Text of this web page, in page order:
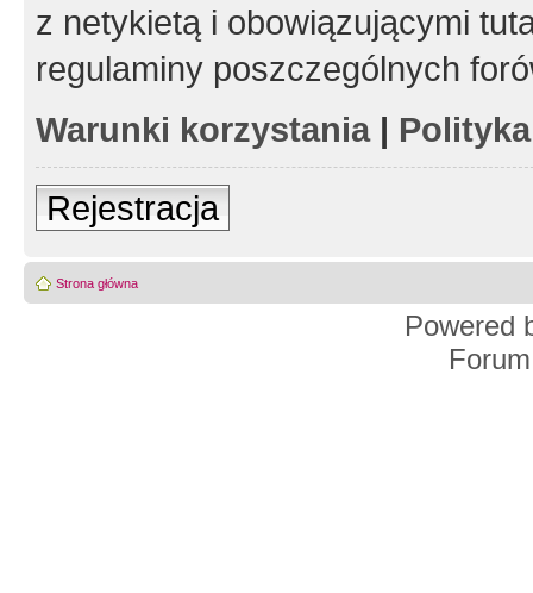
z netykietą i obowiązującymi
regulaminy poszczególnych
Warunki korzystania|
Rejestracja
Strona główna
Powered